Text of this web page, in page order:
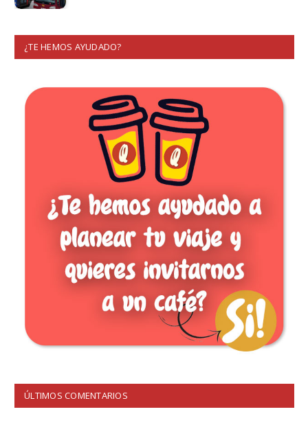
¿TE HEMOS AYUDADO?
ÚLTIMOS COMENTARIOS